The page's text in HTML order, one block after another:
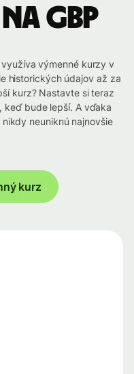
GBP
výmenné kurzy v
historických údajov až za
kurz? Nastavte si teraz
keď bude lepší. A vďaka
neuniknú najnovšie
kurz